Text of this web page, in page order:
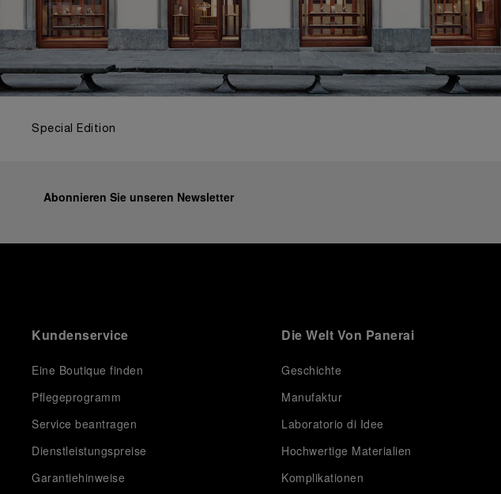
Special Edition
Abonnieren Sie unseren Newsletter
Kundenservice
Eine Boutique finden
Pflegeprogramm
Service beantragen
Dienstleistungspreise
Garantiehinweise
Die Welt Von Panerai
Geschichte
Manufaktur
Laboratorio di Idee
Hochwertige Materialien
Komplikationen